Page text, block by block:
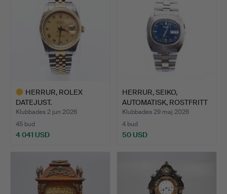
HERRUR, ROLEX
DATEJUST.
Klubbades 2 jun 2026
45 bud
4 041 USD
HERRUR, SEIKO,
AUTOMATISK, ROSTFRITT
STÅL.
Klubbades 29 maj 2026
4 bud
50 USD